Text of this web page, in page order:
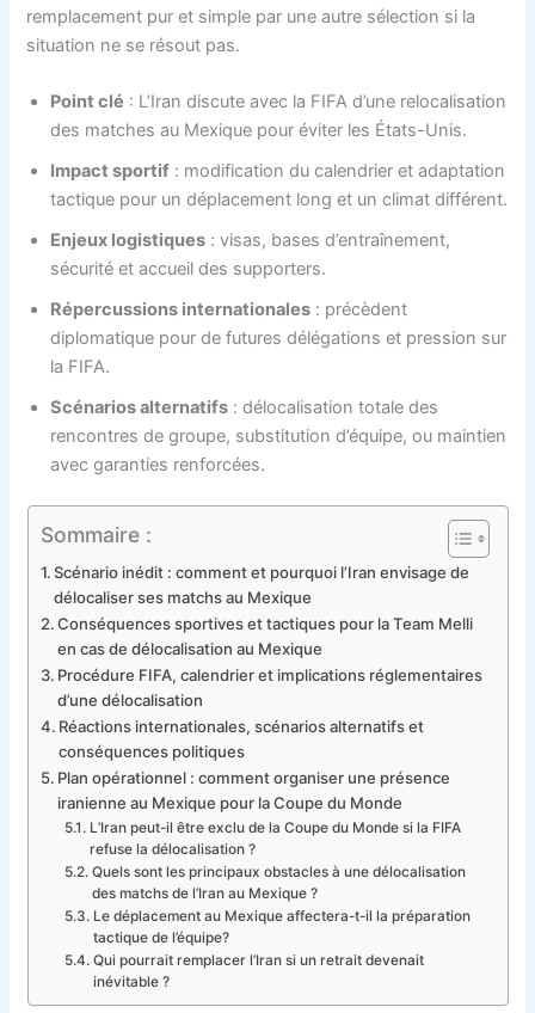
remplacement pur et simple par une autre sélection si la
situation ne se résout pas.
Point clé : L’Iran discute avec la FIFA d’une relocalisation
des matches au Mexique pour éviter les États-Unis.
Impact sportif : modification du calendrier et adaptation
tactique pour un déplacement long et un climat différent.
Enjeux logistiques : visas, bases d’entraînement,
sécurité et accueil des supporters.
Répercussions internationales : précèdent
diplomatique pour de futures délégations et pression sur
la FIFA.
Scénarios alternatifs : délocalisation totale des
rencontres de groupe, substitution d’équipe, ou maintien
avec garanties renforcées.
Sommaire :
Scénario inédit : comment et pourquoi l’Iran envisage de
délocaliser ses matchs au Mexique
Conséquences sportives et tactiques pour la Team Melli
en cas de délocalisation au Mexique
Procédure FIFA, calendrier et implications réglementaires
d’une délocalisation
Réactions internationales, scénarios alternatifs et
conséquences politiques
Plan opérationnel : comment organiser une présence
iranienne au Mexique pour la Coupe du Monde
L’Iran peut-il être exclu de la Coupe du Monde si la FIFA
refuse la délocalisation ?
Quels sont les principaux obstacles à une délocalisation
des matchs de l’Iran au Mexique ?
Le déplacement au Mexique affectera-t-il la préparation
tactique de l’équipe?
Qui pourrait remplacer l’Iran si un retrait devenait
inévitable ?